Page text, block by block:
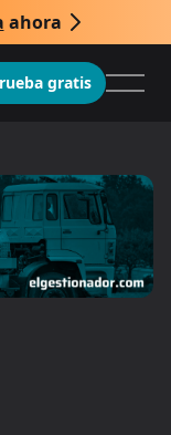
ahora
gratis